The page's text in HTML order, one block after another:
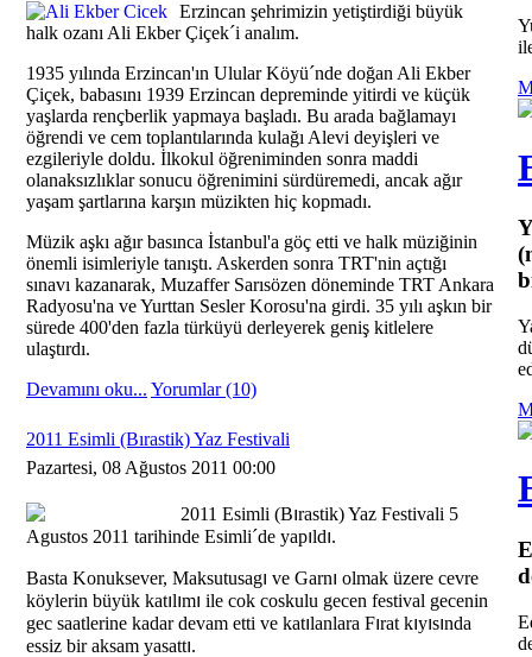
Erzincan şehrimizin yetiştirdiği büyük
halk ozanı Ali Ekber Çiçek´i analım.
1935 yılında Erzincan'ın Ulular Köyü´nde doğan Ali Ekber
Çiçek, babasını 1939 Erzincan depreminde yitirdi ve küçük
yaşlarda rençberlik yapmaya başladı. Bu arada bağlamayı
öğrendi ve cem toplantılarında kulağı Alevi deyişleri ve
ezgileriyle doldu. İlkokul öğreniminden sonra maddi
olanaksızlıklar sonucu öğrenimini sürdüremedi, ancak ağır
yaşam şartlarına karşın müzikten hiç kopmadı.
Müzik aşkı ağır basınca İstanbul'a göç etti ve halk müziğinin
önemli isimleriyle tanıştı. Askerden sonra TRT'nin açtığı
sınavı kazanarak, Muzaffer Sarısözen döneminde TRT Ankara
Radyosu'na ve Yurttan Sesler Korosu'na girdi. 35 yılı aşkın bir
sürede 400'den fazla türküyü derleyerek geniş kitlelere
ulaştırdı.
Devamını oku... Yorumlar (10)
2011 Esimli (Bırastik) Yaz Festivali
Pazartesi, 08 Ağustos 2011 00:00
2011 Esimli (Bırastik) Yaz Festivali 5
Agustos 2011 tarihinde Esimli´de yapıldı.
Basta Konuksever, Maksutusagı ve Garnı olmak üzere cevre
köylerin büyük katılımı ile cok coskulu gecen festival gecenin
gec saatlerine kadar devam etti ve katılanlara Fırat kıyısında
essiz bir aksam yasattı.